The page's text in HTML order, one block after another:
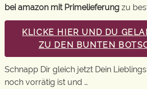
bei amazon mit Primelieferung zu
KLICKE HIER UND DU
ZU DEN BUNTEN
Schnapp Dir gleich jetzt Dein
noch vorrätig ist und …